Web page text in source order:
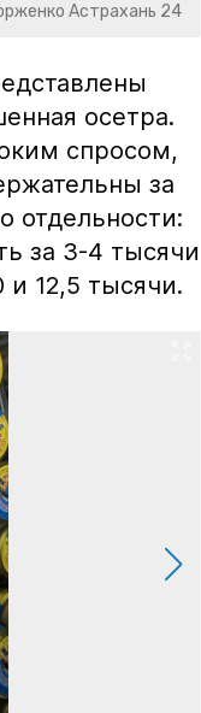
Астрахань 24
осетра.
спросом,
за
отдельности:
за 3-4 тысячи
12,5 тысячи.